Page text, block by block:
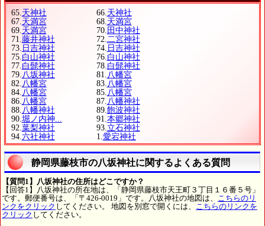
65.天神社 66.天神社
67.天満宮 68.天満宮
69.天満宮 70. 田中神社
71.藤井神社 72.二宮神社
73. 日吉神社 74. 日吉神社
75.白山神社 76.白山神社
77.白髭神社 78.白髭神社
79.八坂神社 81.八幡宮
82.八幡宮 83.八幡宮
84.八幡宮 85.八幡宮
86.八幡宮 87.八幡神社
88.八幡神社 89.飽波神社
90.堀ノ内神... 91.本郷神社
92.葉梨神社 93.立石神社
94.六社神社 1.愛宕神社
静岡県藤枝市の八坂神社に関するよくある質問
【質問1】八坂神社の住所はどこですか？
【回答1】八坂神社の所在地は、「静岡県藤枝市天王町３丁目１６番５号」
です。郵便番号は、「〒426-0019」です。八坂神社の地図は、 こちらのリ
ンクをクリック してください。 地図を別窓で開くには、 こちらのリンクを
クリック してください。